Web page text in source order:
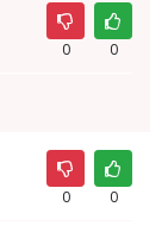
0 0
0 0